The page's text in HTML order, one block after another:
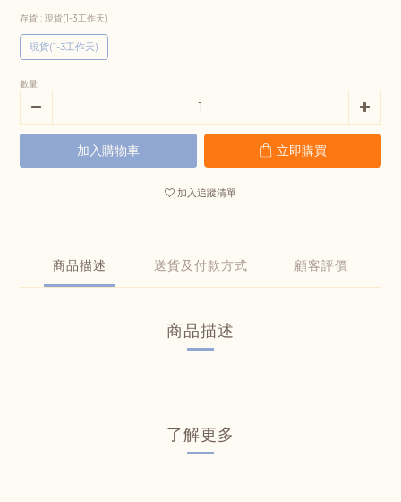
存貨 : 現貨(1-3工作天)
現貨(1-3工作天)
數量
加入購物車 立即購買
加入追蹤清單
商品描述 送貨及付款方式 顧客評價
商品描述
了解更多